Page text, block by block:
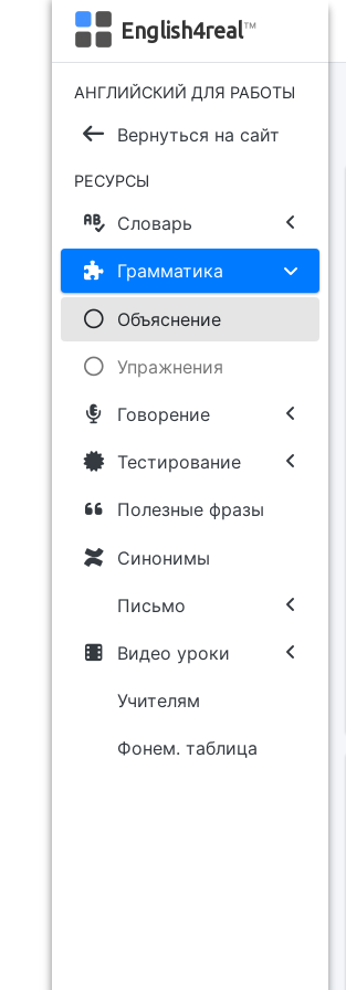
English4real™
АНГЛИЙСКИЙ ДЛЯ РАБОТЫ
Вернуться на сайт
РЕСУРСЫ
Словарь
Грамматика
Объяснение
Упражнения
Говорение
Тестирование
Полезные фразы
Синонимы
Письмо
Видео уроки
Учителям
Фонем. таблица